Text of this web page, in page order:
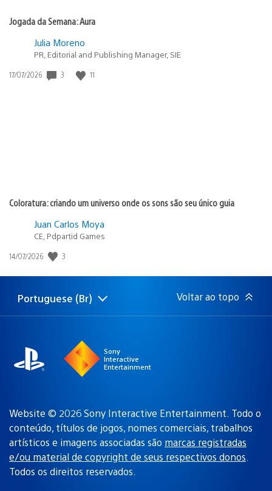
Jogada da Semana: Aura
Julia Moreno
PR, Editorial and Publishing Manager, SIE
Data
17/07/2026 3 11
Coloratura: criando um universo onde os sons são seu único guia
Juan Carlos Moya
CE, Pdpartid Games
Data
publicação:
14/07/2026 3
Selecione
uma
Região
atual:
Portuguese (Br) Voltar ao topo
Sony
Interactive
Entertainment
Website © 2026 Sony Interactive Entertainment. Todo o
conteúdo, títulos de jogos, nomes comerciais, trabalhos
artísticos e imagens associadas são marcas registradas
e/ou material de copyright de seus respectivos donos.
Todos os direitos reservados.